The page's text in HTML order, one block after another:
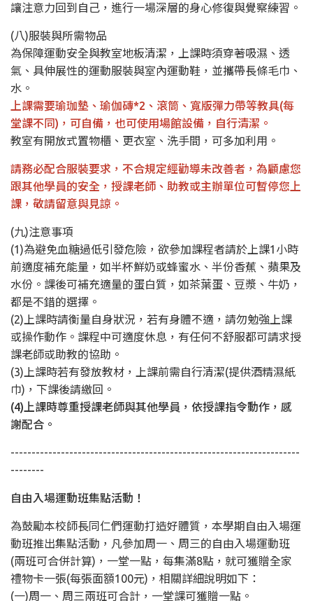
讓注意力回到自己，進行一場深層的身心修復與覺察練習。
(八)服裝與所需物品
為保障運動安全與教室地板清潔，上課時須穿著吸濕、透
氣、具伸展性的運動服裝與室內運動鞋，並攜帶長條毛巾、
水。
上課需要瑜珈墊、瑜伽磚*2、滾筒、寬版彈力帶等教具(每
堂課不同)，可自備，也可使用場館設備，自行清潔。
教室有開放式置物櫃、更衣室、洗手間，可多加利用。
請務必配合服裝要求，不合規定經勸導未改善者，為顧慮您
跟其他學員的安全，授課老師、助教或主辦單位可暫停您上
課，敬請留意與見諒。
(九)注意事項
(1)為避免血糖過低引發危險，欲參加課程者請於上課1小時
前適度補充能量，如半杯鮮奶或蜂蜜水、半份香蕉、蘋果及
水份。課後可補充適量的蛋白質，如茶葉蛋、豆漿、牛奶，
都是不錯的選擇。
(2)上課時請衡量自身狀況，若有身體不適，請勿勉強上課
或操作動作。課程中可適度休息，有任何不舒服都可請求授
課老師或助教的協助。
(3)上課時若有發放教材，上課前需自行清潔(提供酒精濕紙
巾)，下課後請繳回。
(4)上課時尊重授課老師與其他學員，依授課指令動作，感
謝配合。
---------------------------------------------------------------------
--------
自由入場運動班集點活動！
為鼓勵本校師長同仁們運動打造好體質，本學期自由入場運
動班推出集點活動，凡參加周一、周三的自由入場運動班
(兩班可合併計算)，一堂一點，每集滿8點，就可獲贈全家
禮物卡一張(每張面額100元)，相關詳細說明如下：
(一)周一、周三兩班可合計，一堂課可獲贈一點。